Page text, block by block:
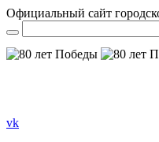
Официальный сайт
vk